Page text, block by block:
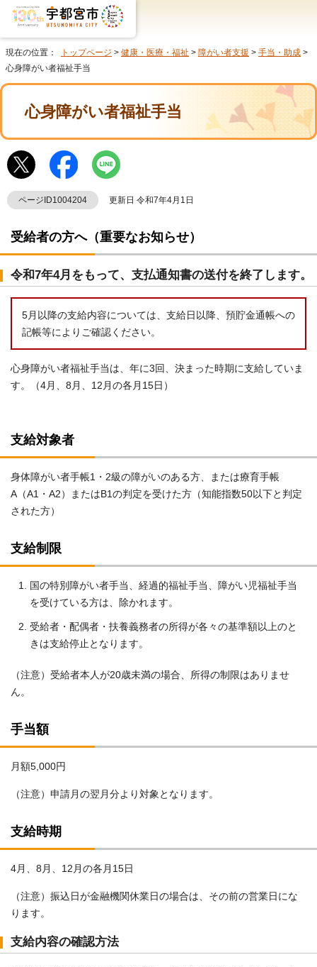
現在の位置： トップページ > 健康・医療・福祉 > 障がい者支援 > 手当・助成 >
心身障がい者福祉手当
心身障がい者福祉手当
ページID1004204 更新日 令和7年4月1日
受給者の方へ（重要なお知らせ）
令和7年4月をもって、支払通知書の送付を終了します。
5月以降の支給内容については、支給日以降、預貯金通帳への
記帳等によりご確認ください。
心身障がい者福祉手当は、年に3回、決まった時期に支給していま
す。（4月、8月、12月の各月15日）
支給対象者
身体障がい者手帳1・2級の障がいのある方、または療育手帳
A（A1・A2）またはB1の判定を受けた方（知能指数50以下と判定
された方）
支給制限
国の特別障がい者手当、経過的福祉手当、障がい児福祉手当
を受けている方は、除かれます。
受給者・配偶者・扶養義務者の所得が各々の基準額以上のと
きは支給停止となります。
（注意）受給者本人が20歳未満の場合、所得の制限はありませ
ん。
手当額
月額5,000円
（注意）申請月の翌月分より対象となります。
支給時期
4月、8月、12月の各月15日
（注意）振込日が金融機関休業日の場合は、その前の営業日にな
ります。
支給内容の確認方法